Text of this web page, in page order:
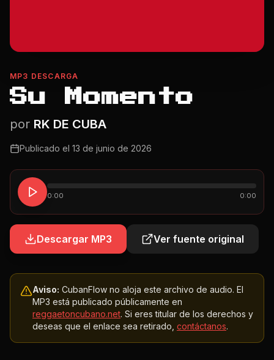
MP3 DESCARGA
Su Momento
por RK DE CUBA
Publicado el 13 de junio de 2026
0:00 0:00
Descargar MP3 Ver fuente original
Aviso: CubanFlow no aloja este archivo de audio. El
MP3 está publicado públicamente en
reggaetoncubano.net. Si eres titular de los derechos y
deseas que el enlace sea retirado, contáctanos.